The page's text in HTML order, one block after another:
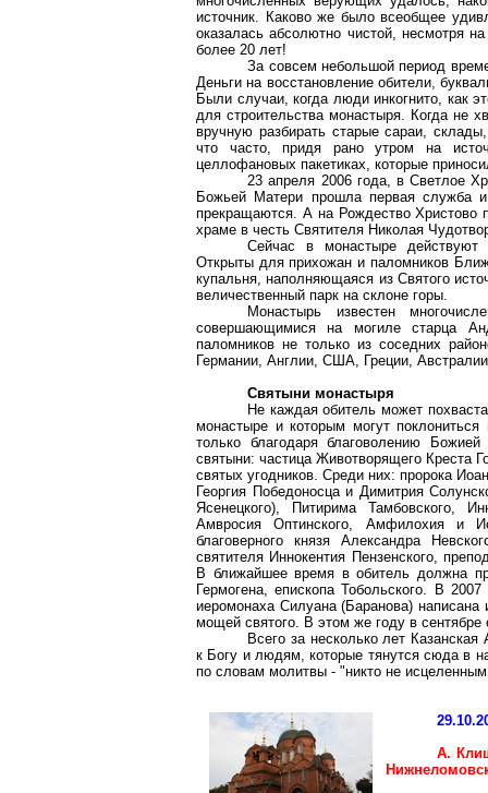
источник. Каково же было всеобщее
оказалась абсолютно чистой, несмотря
более 20 лет!
За совсем небольшой период
Деньги на восстановление обители,
Были случаи, когда люди инкогнито, как
для строительства монастыря. Когда не
вручную разбирать старые сараи,
что часто, придя рано утром на
целлофановых пакетиках, которые
23 апреля 2006 года, в Светлое
Божьей Матери прошла первая служба
прекращаются. А на Рождество
храме в честь Святителя Николая
Сейчас в монастыре действуют
Открыты для прихожан и паломников
купальня, наполняющаяся из Святого
величественный парк на склоне горы.
Монастырь известен
совершающимися на могиле старца
паломников не только из соседних
Германии, Англии, США, Греции,
Святыни монастыря
Не каждая обитель может
монастыре и которым могут
только благодаря благоволению
святыни: частица Животворящего Креста
святых угодников. Среди них: пророка
Георгия Победоносца и Димитрия
Ясенецкого), Питирима Тамбовского,
АмвросияОптинского, Амфилохияи
благоверного князя Александра
святителя Иннокентия Пензенского,
В ближайшее время в обитель должна
Гермогена, епископаТобольского. В 2007
иеромонаха Силуана(Баранова) написана
мощей святого. В этом же году в
Всего за несколько лет Казанская
к Богу и людям, которые тянутся сюда в
по словам молитвы - "никто не
А.